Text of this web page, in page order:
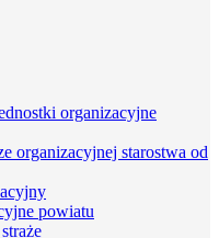
organizacyjne
organizacyjnej starostwa od
powiatu